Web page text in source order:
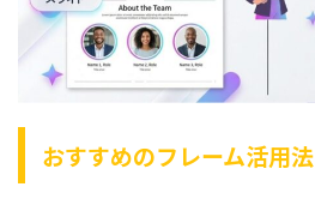
おすすめのフレーム活用法